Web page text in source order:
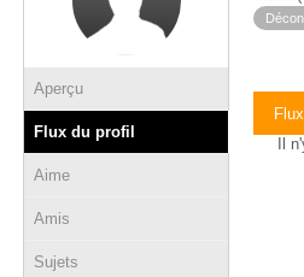
Aperçu
Flux du profil
Aime
Amis
Sujets
Il